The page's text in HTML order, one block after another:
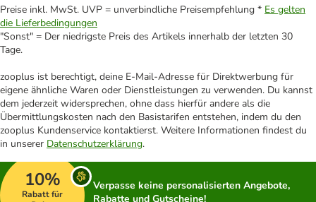
Preise inkl. MwSt. UVP = unverbindliche Preisempfehlung * Es gelten
die Lieferbedingungen
"Sonst" = Der niedrigste Preis des Artikels innerhalb der letzten 30
Tage.
zooplus ist berechtigt, deine E-Mail-Adresse für Direktwerbung für
eigene ähnliche Waren oder Dienstleistungen zu verwenden. Du kannst
dem jederzeit widersprechen, ohne dass hierfür andere als die
Übermittlungskosten nach den Basistarifen entstehen, indem du den
zooplus Kundenservice kontaktierst. Weitere Informationen findest du
in unserer Datenschutzerklärung.
10%
Rabatt für
Verpasse keine personalisierten Angebote,
Rabatte und Gutscheine!